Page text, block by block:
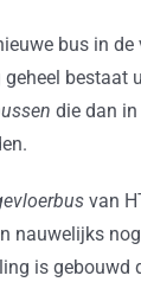
bus in
bestaat
die dan in
van
nauwelijks
is gebouwd